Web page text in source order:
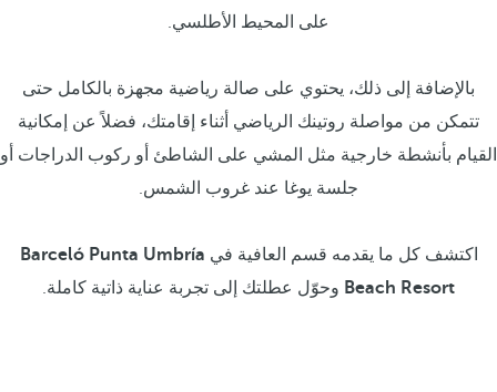
على المحيط الأطلسي.
بالإضافة إلى ذلك، يحتوي على صالة رياضية مجهزة بالكامل حتى
تتمكن من مواصلة روتينك الرياضي أثناء إقامتك، فضلاً عن إمكانية
القيام بأنشطة خارجية مثل المشي على الشاطئ أو ركوب الدراجات أو
جلسة يوغا عند غروب الشمس.
اكتشف كل ما يقدمه قسم العافية في Barceló Punta Umbría
Beach Resort وحوّل عطلتك إلى تجربة عناية ذاتية كاملة.